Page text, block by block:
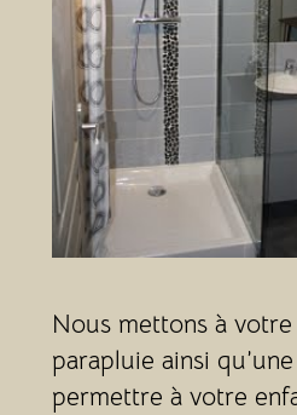
Nous mettons à
parapluie ainsi
permettre à votre